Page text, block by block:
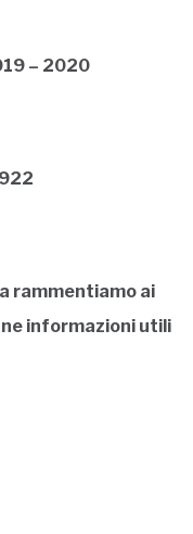
– 2020
rammentiamo ai
informazioni utili